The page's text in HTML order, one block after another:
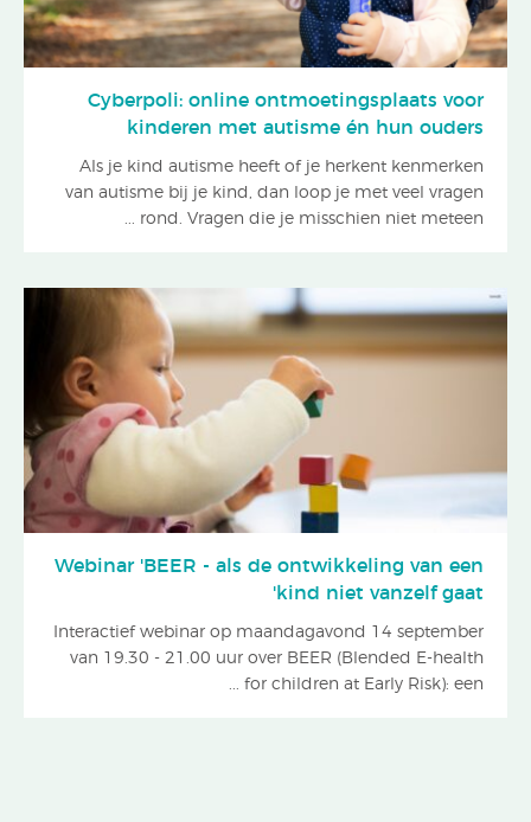
Cyberpoli: online ontmoetingsplaats voor
kinderen met autisme én hun ouders
Als je kind autisme heeft of je herkent kenmerken
van autisme bij je kind, dan loop je met veel vragen
rond. Vragen die je misschien niet meteen ...
Webinar 'BEER - als de ontwikkeling van een
kind niet vanzelf gaat'
Interactief webinar op maandagavond 14 september
van 19.30 - 21.00 uur over BEER (Blended E-health
for children at Early Risk): een ...